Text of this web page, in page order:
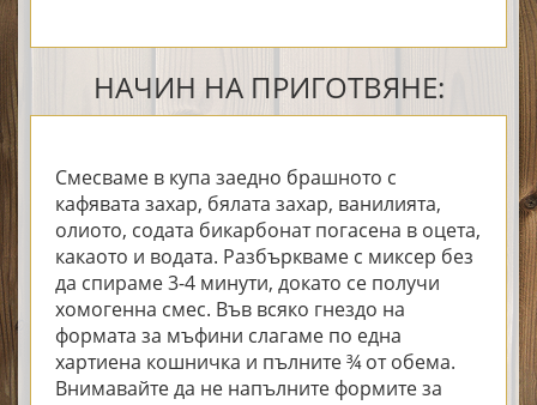
НАЧИН НА ПРИГОТВЯНЕ:
Смесваме в купа заедно брашното с
кафявата захар, бялата захар, ванилията,
олиото, содата бикарбонат погасена в оцета,
какаото и водата. Разбъркваме с миксер без
да спираме 3-4 минути, докато се получи
хомогенна смес. Във всяко гнездо на
формата за мъфини слагаме по една
хартиена кошничка и пълните ¾ от обема.
Внимавайте да не напълните формите за